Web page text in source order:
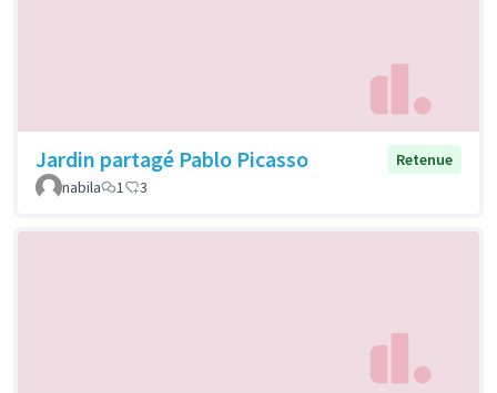
Jardin partagé Pablo Picasso
Retenue
nabila
1 3